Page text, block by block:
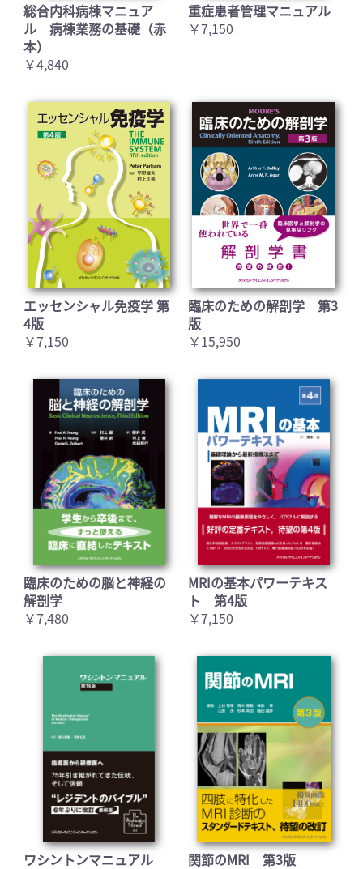
総合内科病棟マニュア
ル 病棟業務の基礎（赤
本）
￥4,840
重症患者管理マニュアル
￥7,150
エッセンシャル免疫学 第
4版
￥7,150
臨床のための解剖学 第3
版
￥15,950
臨床のための脳と神経の
解剖学
￥7,480
MRIの基本パワーテキス
ト 第4版
￥7,150
ワシントンマニュアル
関節のMRI 第3版